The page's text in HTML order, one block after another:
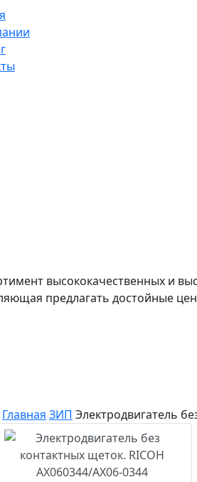
высококачественных и
предлагать достойные
Главная ЗИП Электродвигатель